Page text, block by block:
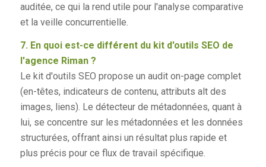
auditée, ce qui la rend utile pour l'analyse comparative
et la veille concurrentielle.
7. En quoi est-ce différent du kit d'outils SEO de
l'agence Riman ?
Le kit d'outils SEO propose un audit on-page complet
(en-têtes, indicateurs de contenu, attributs alt des
images, liens). Le détecteur de métadonnées, quant à
lui, se concentre sur les métadonnées et les données
structurées, offrant ainsi un résultat plus rapide et
plus précis pour ce flux de travail spécifique.